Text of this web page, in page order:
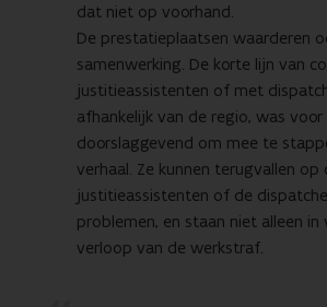
dat niet op voorhand.
De prestatieplaatsen waarderen
samenwerking. De korte lijn van
justitieassistenten of met
afhankelijk van de regio, was voor
doorslaggevend om mee te
verhaal. Ze kunnen terugvallen op
justitieassistenten of de
problemen, en staan niet alleen in
verloop van de werkstraf.